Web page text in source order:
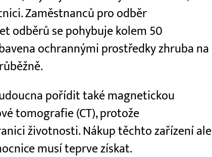
Zaměstnanců pro odběr
odběrů se pohybuje kolem 50
ochrannými prostředky zhruba na
pořídit také magnetickou
tomografie (CT), protože
životnosti. Nákup těchto zařízení ale
musí teprve získat.